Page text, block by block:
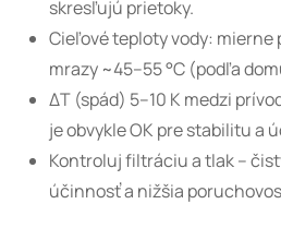
skresľujú prietoky.
Cieľové teploty vody: mierne
mrazy ~45–55 °C (podľa
ΔT (spád) 5–10 K medzi
je obvykle OK pre stabilitu a
Kontroluj filtráciu a tlak –
účinnosť a nižšia